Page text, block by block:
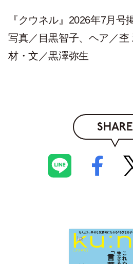
『クウネル』2026年7月号
写真／目黒智子、ヘア／杢
材・文／黒澤弥生
SHARE